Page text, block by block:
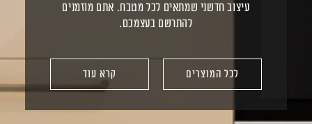
עיצוב חדשני שמתאים לכל מטבח. אתם מוזמנים
להתרשם בעצמכם.
לכל המוצרים קרא עוד